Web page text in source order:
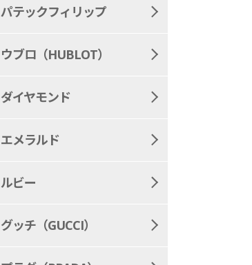
パテックフィリップ
ウブロ（HUBLOT）
ダイヤモンド
エメラルド
ルビー
グッチ（GUCCI）